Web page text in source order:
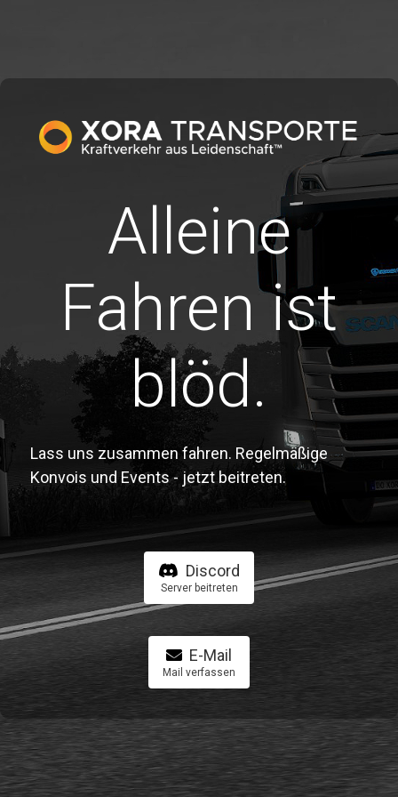
Alleine
Fahren ist
blöd.
Lass uns zusammen fahren. Regelmäßige
Konvois und Events - jetzt beitreten.
Discord
Server beitreten
E-Mail
Mail verfassen